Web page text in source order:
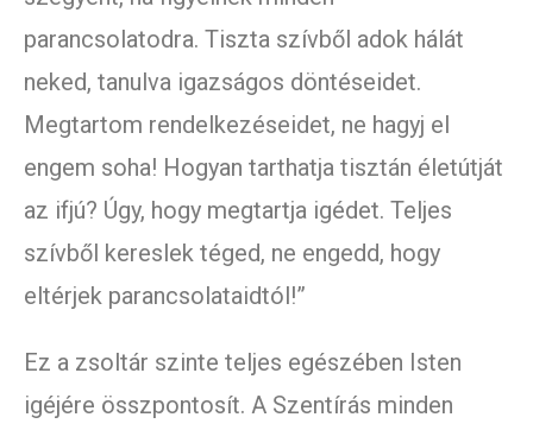
parancsolatodra. Tiszta szívből adok hálát
neked, tanulva igazságos döntéseidet.
Megtartom rendelkezéseidet, ne hagyj el
engem soha! Hogyan tarthatja tisztán életútját
az ifjú? Úgy, hogy megtartja igédet. Teljes
szívből kereslek téged, ne engedd, hogy
eltérjek parancsolataidtól!”
Ez a zsoltár szinte teljes egészében Isten
igéjére összpontosít. A Szentírás minden